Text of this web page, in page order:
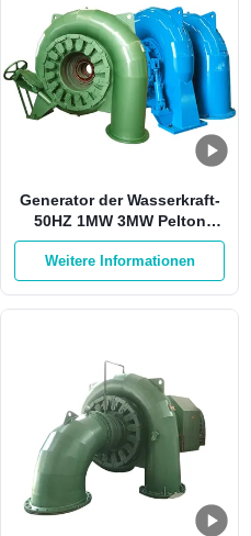
Generator der Wasserkraft-
50HZ 1MW 3MW Pelton
Francis Hydro Turbine
Weitere Informationen